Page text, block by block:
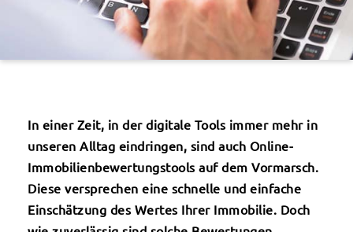
In einer Zeit, in der digitale Tools immer mehr in
unseren Alltag eindringen, sind auch Online-
Immobilienbewertungstools auf dem Vormarsch.
Diese versprechen eine schnelle und einfache
Einschätzung des Wertes Ihrer Immobilie. Doch